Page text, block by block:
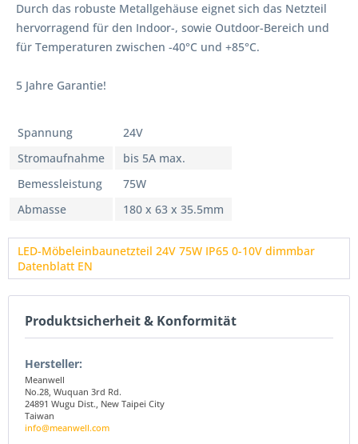
Durch das robuste Metallgehäuse eignet sich das Netzteil
hervorragend für den Indoor-, sowie Outdoor-Bereich und
für Temperaturen zwischen -40°C und +85°C.
5 Jahre Garantie!
Spannung
24V
Stromaufnahme
bis 5A max.
Bemessleistung
75W
Abmasse
180 x 63 x 35.5mm
LED-Möbeleinbaunetzteil 24V 75W IP65 0-10V dimmbar
Datenblatt EN
Produktsicherheit & Konformität
Hersteller:
Meanwell
No.28, Wuquan 3rd Rd.
24891 Wugu Dist., New Taipei City
Taiwan
info@meanwell.com